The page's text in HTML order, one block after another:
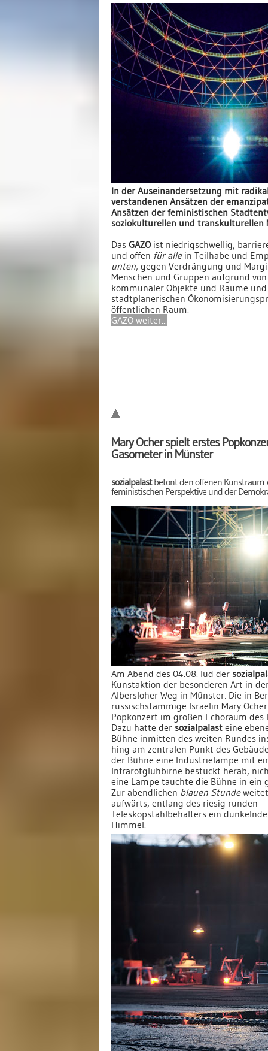
In der Auseinandersetzung mit
verstandenen Ansätzen der
Ansätzen der feministischen
soziokulturellen und transkulturellen
Das GAZOist niedrigschwellig,
und offen für allein Teilhabe und
unten, gegen Verdrängung und
Menschen und Gruppen aufgrund
kommunaler Objekte und Räume
stadtplanerischen
öffentlichen Raum.
GAZO weiter...
Mary Ocher spielt erstes
Gasometer in Münster
sozialpalastbetont den offenen Kunstraum
feministischen Perspektive und der
Am Abend des 04.08. lud der
Kunstaktion der besonderen Art in
Albersloher Weg in Münster: Die in
russischstämmige Israelin Mary
Popkonzert im großen Echoraum
Dazu hatte der sozialpalast eine
Bühne inmitten des weiten Rundes
hing am zentralen Punkt des
der Bühne eine Industrielampe mit
Infrarotglühbirne bestückt herab,
eine Lampe tauchte die Bühne in ein
Zur abendlichen blauen Stunde
aufwärts, entlang des riesig runden
Teleskopstahlbehälters ein
Himmel.